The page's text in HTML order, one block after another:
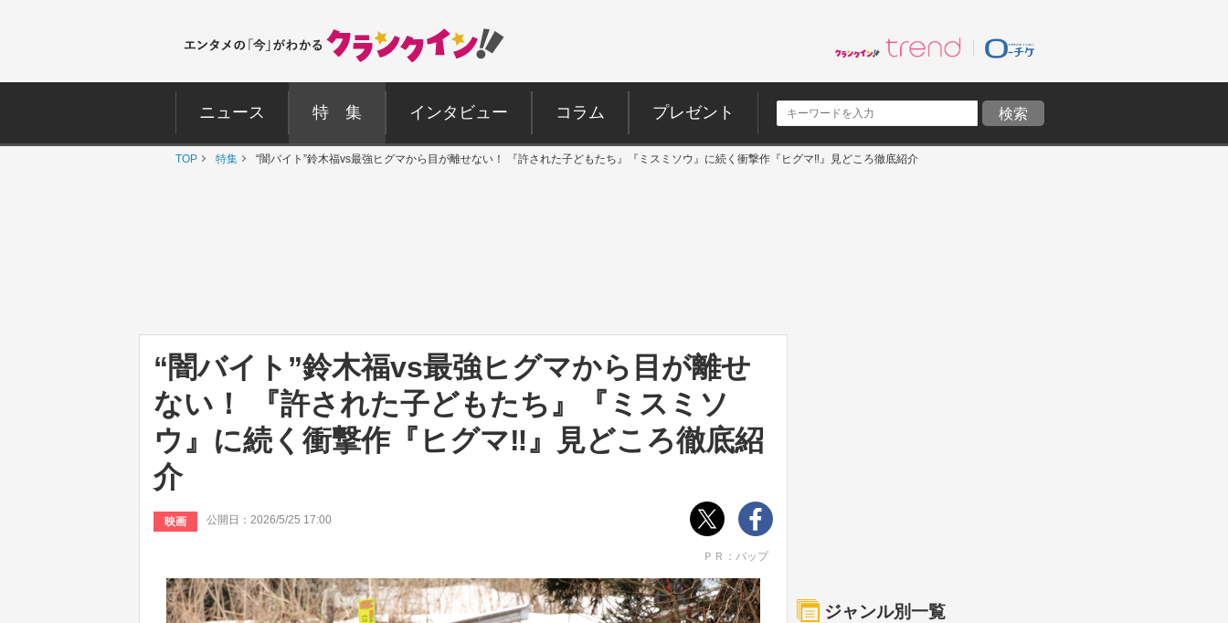
ニュース 特 集 インタビュー コラム プレゼント
TOP 特集 “闇バイト”鈴木福vs最強ヒグマから目が離せない！ 『許された子どもたち』『ミスミソウ』に続く衝撃作『ヒグマ‼』見どころ徹底紹介
“闇バイト”鈴木福vs最強ヒグマから目が離せ
ない！ 『許された子どもたち』『ミスミソ
ウ』に続く衝撃作『ヒグマ‼』見どころ徹底紹
介
映画 公開日：2026/5/25 17:00
ＰＲ：バップ
ジャンル別一覧